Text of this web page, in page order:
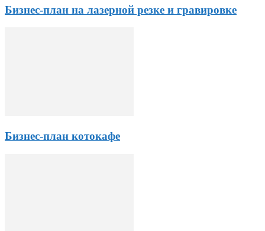
Бизнес-план на лазерной резке и гравировке
Бизнес-план котокафе